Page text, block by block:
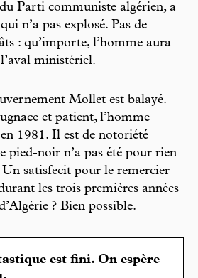
Parti communiste algérien, a
n’a pas explosé. Pas de
: qu’importe, l’homme aura
ministériel.
Mollet est balayé.
et patient, l’homme
en 1981. Il est de notoriété
pied-noir n’a pas été pour rien
Un satisfecit pour le remercier
les trois premières années
? Bien possible.
est fini. On espère